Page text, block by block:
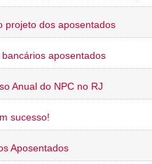
projeto dos aposentados
aposentados
Anual do NPC no RJ
sucesso!
Aposentados